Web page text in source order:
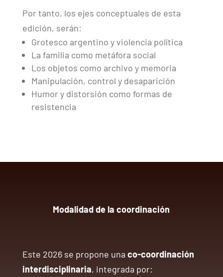
Por tanto, los ejes conceptuales de esta
edición, serán:
Grotesco argentino y violencia política
La familia como metáfora social
Los objetos como archivo y memoria
Manipulación, control y desaparición
Humor y distorsión como formas de
resistencia
Modalidad de la coordinación
Este 2026 se propone una co-coordinación
interdisciplinaria, integrada por: